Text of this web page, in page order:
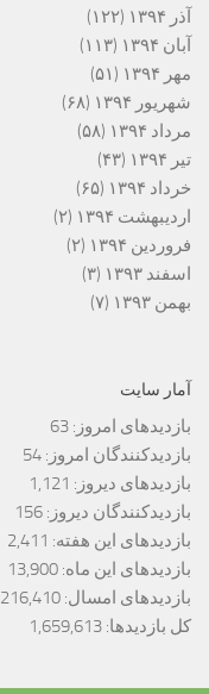
آذر ۱۳۹۴
(۱۲۲)
آبان ۱۳۹۴
(۱۱۳)
مهر ۱۳۹۴
(۵۱)
شهریور ۱۳۹۴
(۶۸)
مرداد ۱۳۹۴
(۵۸)
تیر ۱۳۹۴
(۴۳)
خرداد ۱۳۹۴
(۶۵)
اردیبهشت ۱۳۹۴
(۲)
فروردین ۱۳۹۴
(۲)
اسفند ۱۳۹۳
(۳)
بهمن ۱۳۹۳
(۷)
آمار سایت
بازدیدهای امروز: 63
بازدیدکنندگان امروز: 54
بازدیدهای دیروز: 1,121
بازدیدکنندگان دیروز: 156
بازدیدهای این هفته: 2,411
بازدیدهای این ماه: 13,900
بازدیدهای امسال: 216,410
کل بازدیدها: 1,659,613